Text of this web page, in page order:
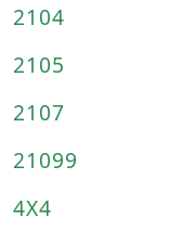
2104
2105
2107
21099
4X4